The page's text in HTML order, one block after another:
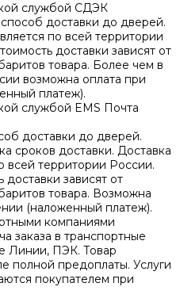
службой СДЭК
доставки до дверей.
по всей территории
доставки зависят от
товара. Более чем в
возможна оплата при
платеж).
службой EMS Почта
доставки до дверей.
сроков доставки. Доставка
всей территории России.
доставки зависят от
товара. Возможна
(наложенный платеж).
компаниями
заказа в транспортные
Линии, ПЭК. Товар
полной предоплаты. Услуги
покупателем при